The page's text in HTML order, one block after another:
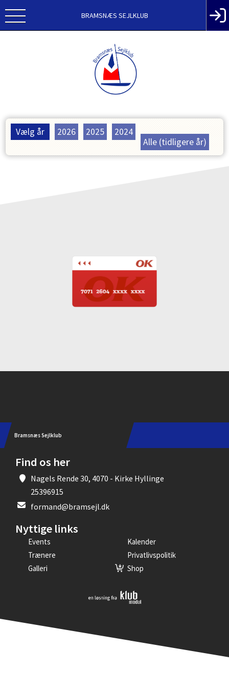
BRAMSNÆS SEJLKLUB
Vælg år 2026 2025
2024
Alle (tidligere år)
Bramsnæs Sejlklub
Find os her
Nagels Rende 30, 4070 - Kirke Hyllinge
25396915
formand@bramsejl.dk
Nyttige links
Events
Kalender
Trænere
Privatlivspolitik
Galleri
Shop